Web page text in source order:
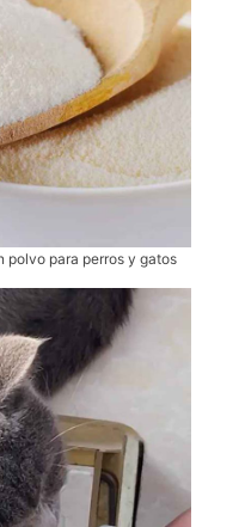
polvo para perros y gatos